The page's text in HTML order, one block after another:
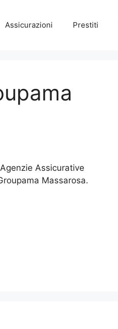
Assicurazioni Prestiti
Assicurative
Massarosa.